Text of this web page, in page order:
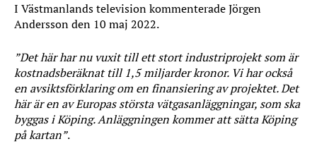
I Västmanlands television kommenterade Jörgen
Andersson den 10 maj 2022.
”Det här har nu vuxit till ett stort industriprojekt som är
kostnadsberäknat till 1,5 miljarder kronor. Vi har också
en avsiktsförklaring om en finansiering av projektet. Det
här är en av Europas största vätgasanläggningar, som ska
byggas i Köping. Anläggningen kommer att sätta Köping
på kartan”.